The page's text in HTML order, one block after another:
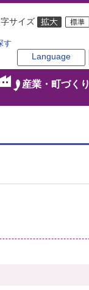
サイズ
す
Language
産業・町づくり